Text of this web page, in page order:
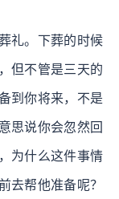
礼。下葬的时候
但不管是三天的
到你将来，不是
思说你会忽然回
为什么这件事情
去帮他准备呢？